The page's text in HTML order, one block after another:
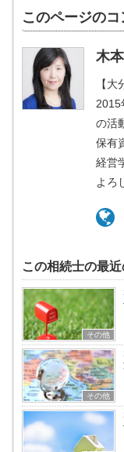
このページの
木
【大
2015
の活
保有
経営
よろ
この相続士の最
その他
その他